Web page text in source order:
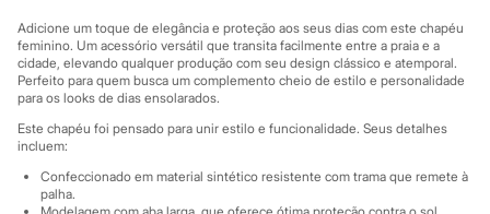
Sandálias
Sapatilhas
Tênis
Marcas
City
Clock House
Mindset
Sawary
Yessica
Moda esportiva
Adicione um toque de elegância e proteção aos seus dias com este chapéu
feminino. Um acessório versátil que transita facilmente entre a praia e a
cidade, elevando qualquer produção com seu design clássico e atemporal.
Perfeito para quem busca um complemento cheio de estilo e personalidade
para os looks de dias ensolarados.
Este chapéu foi pensado para unir estilo e funcionalidade. Seus detalhes
incluem:
Confeccionado em material sintético resistente com trama que remete à
palha.